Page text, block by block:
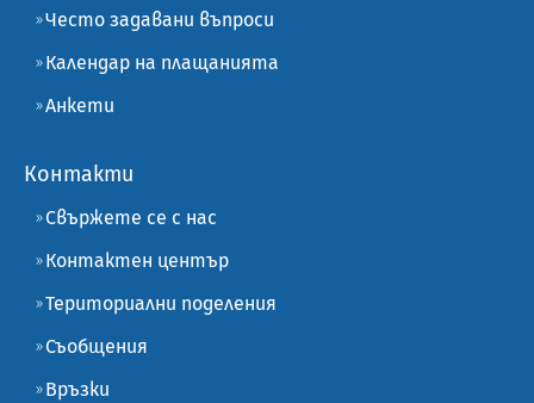
Често задавани въпроси
Календар на плащанията
Анкети
Контакти
Свържете се с нас
Контактен център
Териториални поделения
Съобщения
Връзки